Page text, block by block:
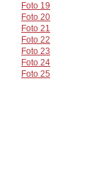
Foto 19
Foto 20
Foto 21
Foto 22
Foto 23
Foto 24
Foto 25